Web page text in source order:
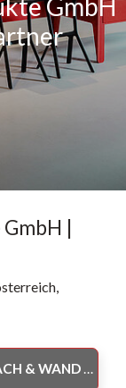
|
,
& WAND